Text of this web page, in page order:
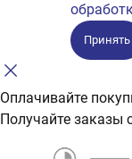
Принять
Оплачивайте
Получайте заказы